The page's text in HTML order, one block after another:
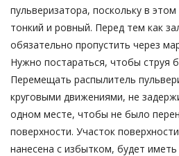
пульверизатора, поскольку в
тонкий и ровный. Перед тем как
обязательно пропустить через
Нужно постараться, чтобы струя
Перемещать распылитель
круговыми движениями, не
одном месте, чтобы не было
поверхности. Участок
нанесена с избытком, будет